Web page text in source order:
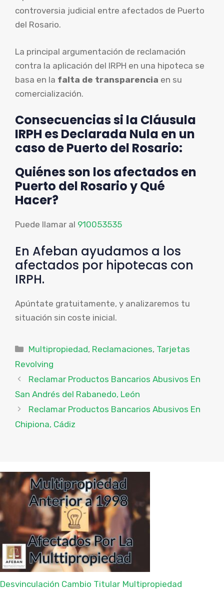
controversia judicial entre afectados de Puerto
del Rosario.
La principal argumentación de reclamación
contra la aplicación del IRPH en una hipoteca se
basa en la falta de transparencia en su
comercialización.
Consecuencias si la Cláusula
IRPH es Declarada Nula en un
caso de Puerto del Rosario:
Quiénes son los afectados en
Puerto del Rosario y Qué
Hacer?
Puede llamar al 910053535
En Afeban ayudamos a los
afectados por hipotecas con
IRPH.
Apúntate gratuitamente, y analizaremos tu
situación sin coste inicial.
Categorías
Multipropiedad, Reclamaciones, Tarjetas
Revolving
Reclamar Productos Bancarios Abusivos En
San Andrés del Rabanedo, León
Reclamar Productos Bancarios Abusivos En
Chipiona, Cádiz
Desvinculación Cambio Titular Multipropiedad